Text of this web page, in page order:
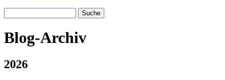
Blog-Archiv
2026